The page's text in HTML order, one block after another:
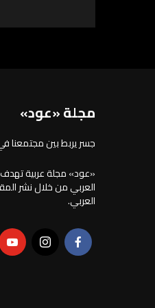
مجلة «عود»
جسر يربط بين مجتمعنا
«عود» مجلة عربية تهدف
العربي من خلال نشر
العربي.